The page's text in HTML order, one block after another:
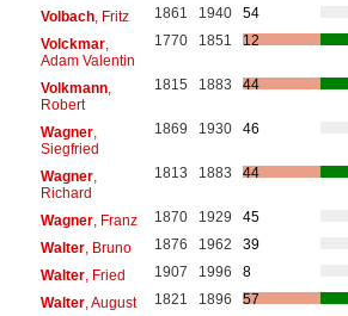
Volbach, Fritz 1861 1940
54
Volckmar,
Adam Valentin
1770 1851 12
Volkmann,
Robert
1815 1883 44
Wagner,
Siegfried
1869 1930 46
Wagner,
Richard
1813 1883 44
Wagner, Franz 1870 1929
45
Walter, Bruno 1876 1962
39
Walter, Fried 1907 1996
8
Walter, August 1821 1896
57